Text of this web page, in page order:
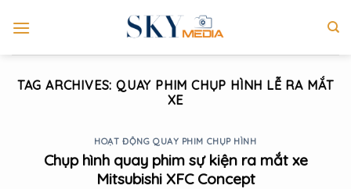
TAG ARCHIVES: QUAY PHIM CHỤP HÌNH LỄ RA MẮT
XE
HOẠT ĐỘNG QUAY PHIM CHỤP HÌNH
Chụp hình quay phim sự kiện ra mắt xe
Mitsubishi XFC Concept